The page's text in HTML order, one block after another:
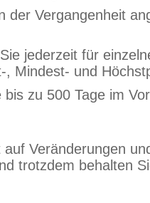
der Vergangenheit
jederzeit für
Mindest- und
zu 500 Tage im
Veränderungen
trotzdem behalten